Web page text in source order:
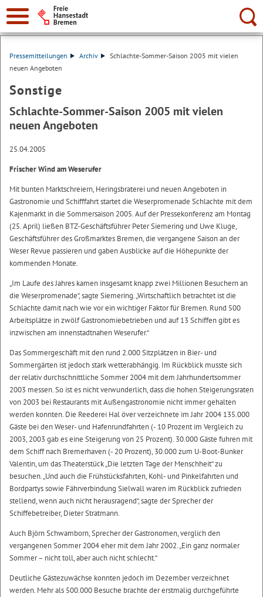
Suche:
Pressemitteilungen Archiv
Schlachte-Sommer-Saison 2005 mit vielen
neuen Angeboten
Sonstige
Schlachte-Sommer-Saison 2005 mit vielen
neuen Angeboten
25.04.2005
Frischer Wind am Weserufer
Mit bunten Marktschreiern, Heringsbraterei und neuen Angeboten in
Gastronomie und Schifffahrt startet die Weserpromenade Schlachte mit dem
Kajenmarkt in die Sommersaison 2005. Auf der Pressekonferenz am Montag
(25. April) ließen BTZ-Geschäftsführer Peter Siemering und Uwe Kluge,
Geschäftsführer des Großmarktes Bremen, die vergangene Saison an der
Weser Revue passieren und gaben Ausblicke auf die Höhepunkte der
kommenden Monate.
„Im Laufe des Jahres kamen insgesamt knapp zwei Millionen Besuchern an
die Weserpromenade“, sagte Siemering. „Wirtschaftlich betrachtet ist die
Schlachte damit nach wie vor ein wichtiger Faktor für Bremen. Rund 500
Arbeitsplätze in zwölf Gastronomiebetrieben und auf 13 Schiffen gibt es
inzwischen am innenstadtnahen Weserufer.“
Das Sommergeschäft mit den rund 2.000 Sitzplätzen in Bier- und
Sommergärten ist jedoch stark wetterabhängig. Im Rückblick musste sich
der relativ durchschnittliche Sommer 2004 mit dem Jahrhundertsommer
2003 messen. So ist es nicht verwunderlich, dass die hohen Steigerungsraten
von 2003 bei Restaurants mit Außengastronomie nicht immer gehalten
werden konnten. Die Reederei Hal över verzeichnete im Jahr 2004 135.000
Gäste bei den Weser- und Hafenrundfahrten (- 10 Prozent im Vergleich zu
2003, 2003 gab es eine Steigerung von 25 Prozent). 30.000 Gäste fuhren mit
dem Schiff nach Bremerhaven (- 20 Prozent), 30.000 zum U-Boot-Bunker
Valentin, um das Theaterstück „Die letzten Tage der Menschheit“ zu
besuchen. „Und auch die Frühstücksfahrten, Kohl- und Pinkelfahrten und
Bordpartys sowie Fährverbindung Sielwall waren im Rückblick zufrieden
stellend, wenn auch nicht herausragend“, sagte der Sprecher der
Schiffebetreiber, Dieter Stratmann.
Auch Björn Schwamborn, Sprecher der Gastronomen, verglich den
vergangenen Sommer 2004 eher mit dem Jahr 2002. „Ein ganz normaler
Sommer – nicht toll, aber auch nicht schlecht.“
Deutliche Gästezuwächse konnten jedoch im Dezember verzeichnet
werden. Mehr als 500.000 Besuche brachte der erstmalig durchgeführte